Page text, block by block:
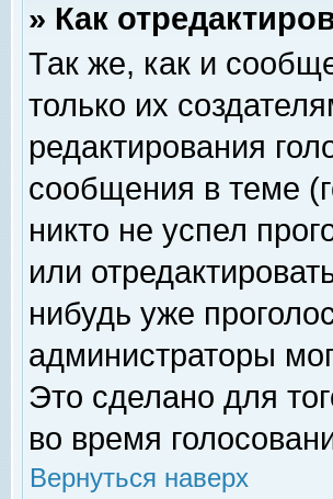
» Как
Так же, как и
только их
редактирования
сообщения в теме
никто не успел
или
нибудь уже
администраторы
Это сделано для
во время
Вернуться наверх